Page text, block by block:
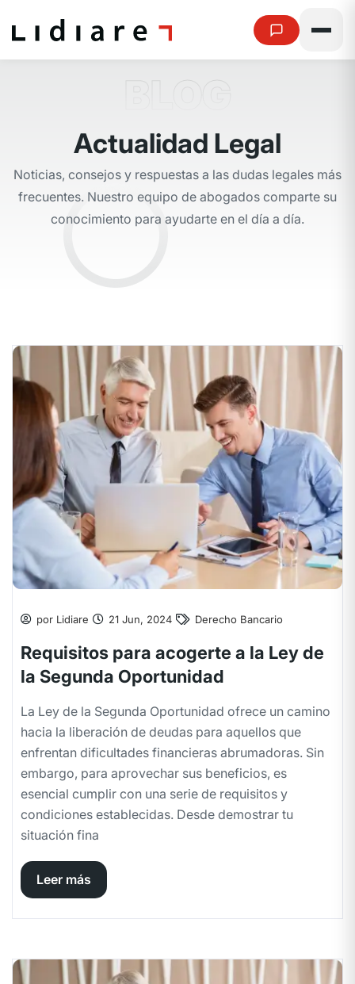
BLOG
Actualidad Legal
Noticias, consejos y respuestas a las dudas legales más
frecuentes. Nuestro equipo de abogados comparte su
conocimiento para ayudarte en el día a día.
por Lidiare 21 Jun, 2024 Derecho Bancario
Requisitos para acogerte a la Ley de
la Segunda Oportunidad
La Ley de la Segunda Oportunidad ofrece un camino
hacia la liberación de deudas para aquellos que
enfrentan dificultades financieras abrumadoras. Sin
embargo, para aprovechar sus beneficios, es
esencial cumplir con una serie de requisitos y
condiciones establecidas. Desde demostrar tu
situación fina
Leer más